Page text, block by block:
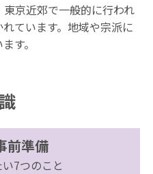
京近郊で一般的に行われ
ています。地域や宗派に
す。
前準備
7つのこと